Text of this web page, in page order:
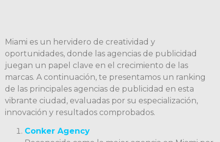
Miami es un hervidero de creatividad y
oportunidades, donde las agencias de publicidad
juegan un papel clave en el crecimiento de las
marcas. A continuación, te presentamos un ranking
de las principales agencias de publicidad en esta
vibrante ciudad, evaluadas por su especialización,
innovación y resultados comprobados.
Conker Agency